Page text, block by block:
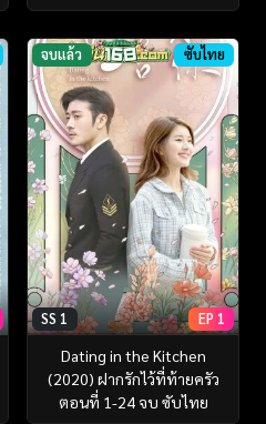
จบแล้ว ซับไทย
SS 1 EP 1
Dating in the Kitchen
(2020) ฝากรักไว้ที่ท้ายครัว
ตอนที่ 1-24 จบ ซับไทย